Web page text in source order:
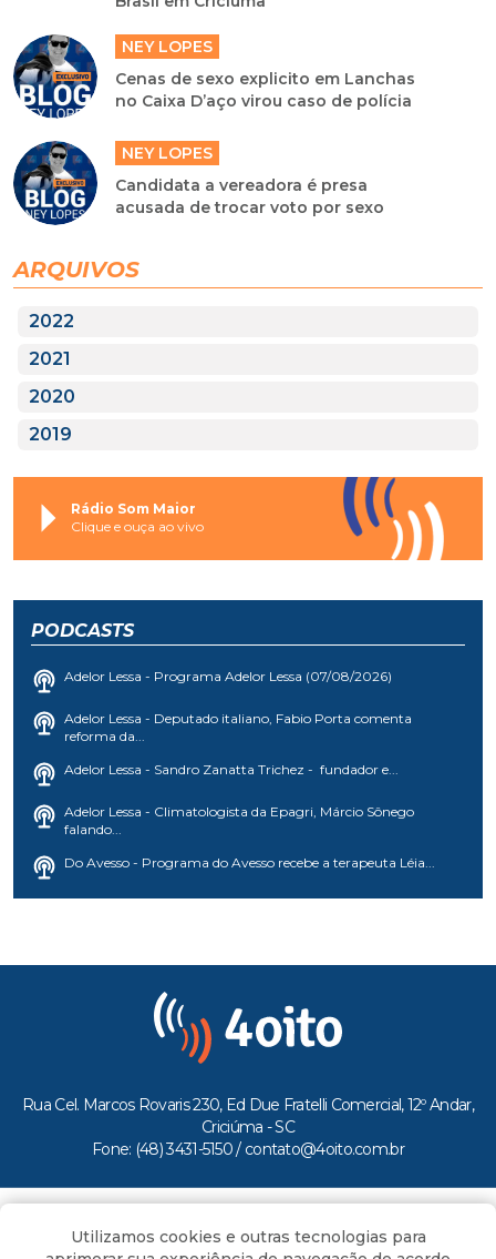
Cenas de sexo explicito em Lanchas
no Caixa D’aço virou caso de polícia
NEY LOPES
acusada de trocar voto por sexo
ARQUIVOS
2021
2020
2019
PODCASTS
Adelor Lessa - Deputado italiano, Fabio Porta comenta
reforma da...
Adelor Lessa - Climatologista da Epagri, Márcio Sônego
falando...
Rua Cel. Marcos Rovaris 230, Ed Due Fratelli Comercial, 12º Andar,
Criciúma - SC
Copyright © 2026.
Utilizamos cookies e outras tecnologias para